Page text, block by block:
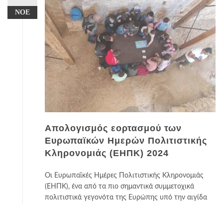
ΝΟΈ
Απολογισμός εορτασμού των
Ευρωπαϊκών Ημερών Πολιτιστικής
Κληρονομιάς (ΕΗΠΚ) 2024
Οι Ευρωπαϊκές Ημέρες Πολιτιστικής Κληρονομιάς
(ΕΗΠΚ), ένα από τα πιο σημαντικά συμμετοχικά
πολιτιστικά γεγονότα της Ευρώπης υπό την αιγίδα